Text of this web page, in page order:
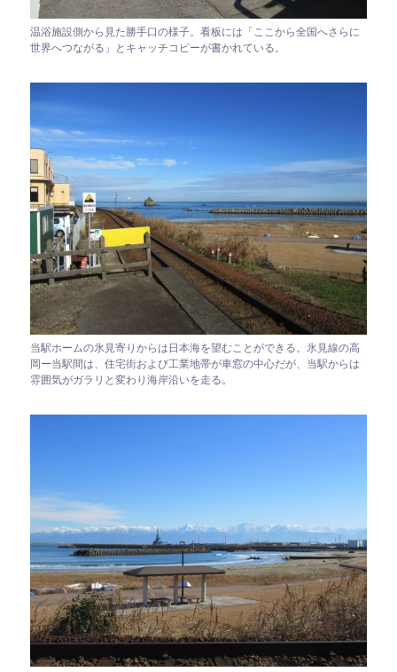
温浴施設側から見た勝手口の様子。看板には「ここから全国へさらに
世界へつながる」とキャッチコピーが書かれている。
当駅ホームの氷見寄りからは日本海を望むことができる。氷見線の高
岡ー当駅間は、住宅街および工業地帯が車窓の中心だが、当駅からは
雰囲気がガラリと変わり海岸沿いを走る。